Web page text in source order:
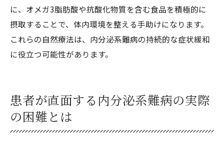
に、オメガ3脂肪酸や抗酸化物質を含む食品を積極的に
摂取することで、体内環境を整える手助けになります。
これらの自然療法は、内分泌系難病の持続的な症状緩和
に役立つ可能性があります。
患者が直面する内分泌系難病の実際
の困難とは